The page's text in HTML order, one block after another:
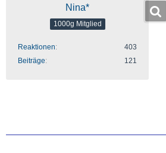
Nina*
1000g Mitglied
Reaktionen
403
Beiträge
121